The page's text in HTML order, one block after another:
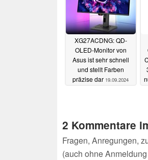
XG27ACDNG: QD-
OLED-Monitor von
Asus ist sehr schnell
und stellt Farben
präzise dar 19.09.2024
2 Kommentare
Fragen, Anregungen,
(auch ohne